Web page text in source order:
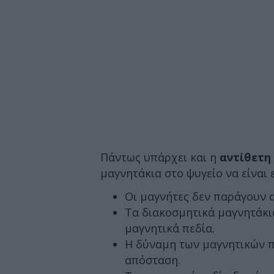
Πάντως υπάρχει και η
μαγνητάκια στο ψυγείο να
Οι μαγνήτες δεν παράγουν
Τα διακοσμητικά
μαγνητικά πεδία.
Η δύναμη των μαγνητικών
απόσταση.